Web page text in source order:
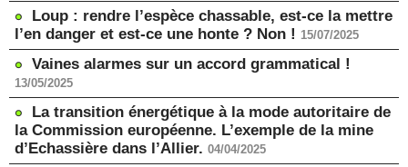
Loup : rendre l’espèce chassable, est-ce la mettre
l’en danger et est-ce une honte ? Non ! 15/07/2025
Vaines alarmes sur un accord grammatical !
13/05/2025
La transition énergétique à la mode autoritaire de
la Commission européenne. L’exemple de la mine
d’Echassière dans l’Allier. 04/04/2025